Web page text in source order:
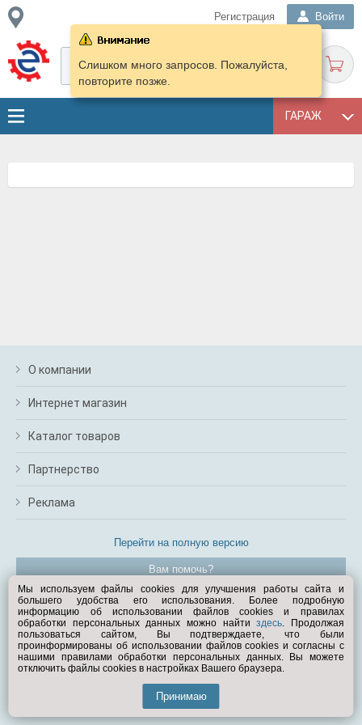
Регистрация Войти
ГАРАЖ
Слишком много запросов. Пожалуйста,
повторите позже.
О компании
Интернет магазин
Каталог товаров
Партнерство
Реклама
Перейти на полную версию
Вам помочь?
© Exist.ru 1998—2026
Мы используем файлы cookies для улучшения работы сайта и
большего удобства его использования. Более подробную
информацию об использовании файлов cookies и правилах
обработки персональных данных можно найтиздесь. Продолжая
пользоваться сайтом, Вы подтверждаете, что были
проинформированы об использовании файлов cookies и согласны с
нашими правилами обработки персональных данных. Вы можете
отключить файлы cookies в настройках Вашего браузера.
Принимаю